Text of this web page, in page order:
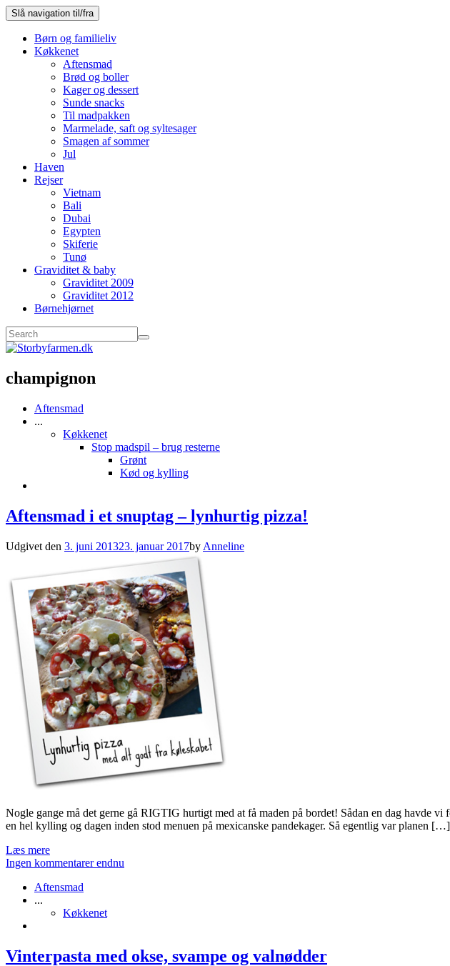
Slå navigation til/fra
Børn og familieliv
Køkkenet
Aftensmad
Brød og boller
Kager og dessert
Sunde snacks
Til madpakken
Marmelade, saft og syltesager
Smagen af sommer
Jul
Haven
Rejser
Vietnam
Bali
Dubai
Egypten
Skiferie
Tunø
Graviditet & baby
Graviditet 2009
Graviditet 2012
Børnehjørnet
champignon
Aftensmad
...
Køkkenet
Stop madspil – brug resterne
Grønt
Kød og kylling
Aftensmad i et snuptag – lynhurtig pizza!
Udgivet den 3. juni 201323. januar 2017by Anneline
Nogle gange må det gerne gå RIGTIG hurtigt med at få maden på bordet! Sådan en dag havde
en hel kylling og dagen inden stod menuen på mexicanske pandekager. Så egentlig var planen […]
Læs mere
Ingen kommentarer endnu
Aftensmad
...
Køkkenet
Vinterpasta med okse, svampe og valnødder